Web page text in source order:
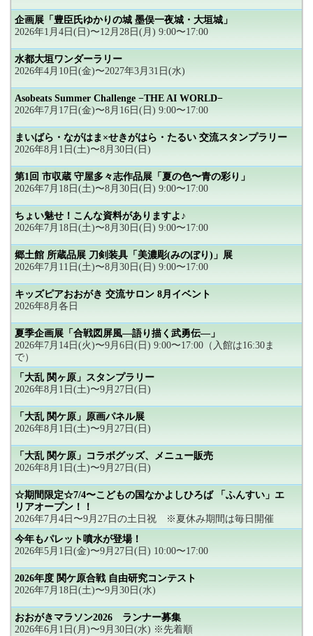
企画展「豊臣氏ゆかりの城 墨俣一夜城・大垣城」
2026年1月4日(日)〜12月28日(月) 9:00〜17:00
水都大垣ワンダーラリー
2026年4月10日(金)〜2027年3月31日(水)
Asobeats Summer Challenge −THE AI WORLD−
2026年7月17日(金)〜8月16日(日) 9:00〜17:00
まいばら・ながはま×せきがはら・たるい 交流スタンプラリー
2026年8月1日(土)〜8月30日(日)
第1回 市収蔵 守屋多々志作品展「夏の色〜青の彩り」
2026年7月18日(土)〜8月30日(日) 9:00〜17:00
ちょい魅せ！こんな資料がありますよ♪
2026年7月18日(土)〜8月30日(日) 9:00〜17:00
郷土館 所蔵品展 刀剣装具「美濃彫(みのぼり)」展
2026年7月11日(土)〜8月30日(日) 9:00〜17:00
キッズピアおおがき 交流サロン 8月イベント
2026年8月各日
夏季企画展「合戦図屏風―語り描く武勇伝―」
2026年7月14日(火)〜9月6日(日) 9:00〜17:00（入館は16:30ま
で）
「大乱 関ヶ原」スタンプラリー
2026年8月1日(土)〜9月27日(日)
「大乱 関ケ原」原画パネル展
2026年8月1日(土)〜9月27日(日)
「大乱 関ケ原」コラボグッズ、メニュー販売
2026年8月1日(土)〜9月27日(日)
☆期間限定☆7/4〜こどもの国なかよしひろば 「ふんすい」エ
リアオープン！！
2026年7月4日〜9月27日の土日祝 ※夏休み期間は毎日開催
今年もパレット噴水が登場！
2026年5月1日(金)〜9月27日(日) 10:00〜17:00
2026年度 関ケ原合戦 自由研究コンテスト
2026年7月18日(土)〜9月30日(水)
おおがきマラソン2026 ランナー募集
2026年6月1日(月)〜9月30日(水) ※先着順